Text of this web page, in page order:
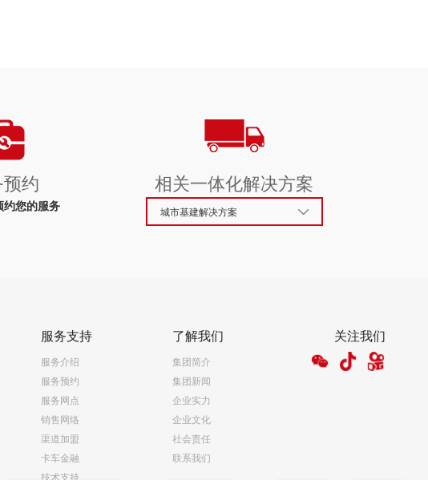
约
约您的服务
相关一体化解决方案
城市基建解决方案
服务支持
服务介绍
服务预约
服务网点
销售网络
渠道加盟
卡车金融
技术支持
了解我们
集团简介
集团新闻
企业实力
企业文化
社会责任
联系我们
关注我们